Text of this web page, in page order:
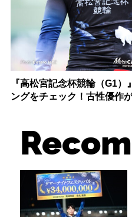
『高松宮記念杯競輪（G1
ングをチェック！古性優作